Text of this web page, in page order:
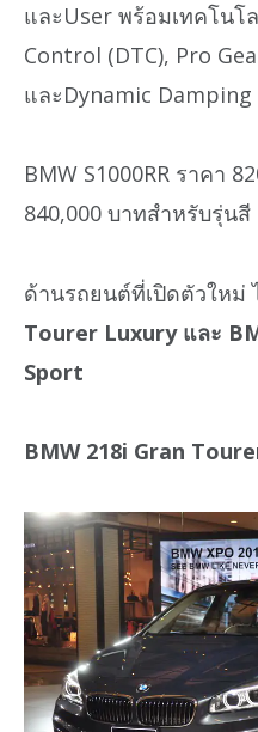
และUser พร้อมเทคโน
Control (DTC), Pro
และDynamic Damping
BMW S1000RR ราคา
840,000 บาทสำหรับรุ่น
ด้านรถยนต์ที่เปิดตัวใหม่
Tourer Luxury และ
Sport
BMW 218i Gran